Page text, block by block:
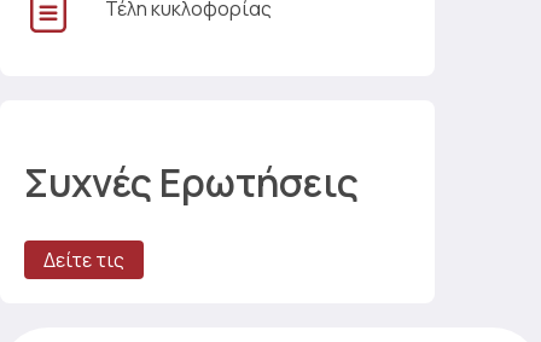
Τέλη κυκλοφορίας
Συχνές Ερωτήσεις
Δείτε τις